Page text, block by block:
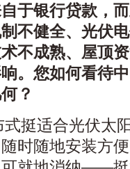
于银行贷款，
不健全、光伏
不成熟、屋顶
。您如何看待
？
挺适合光伏太
时随地安装方